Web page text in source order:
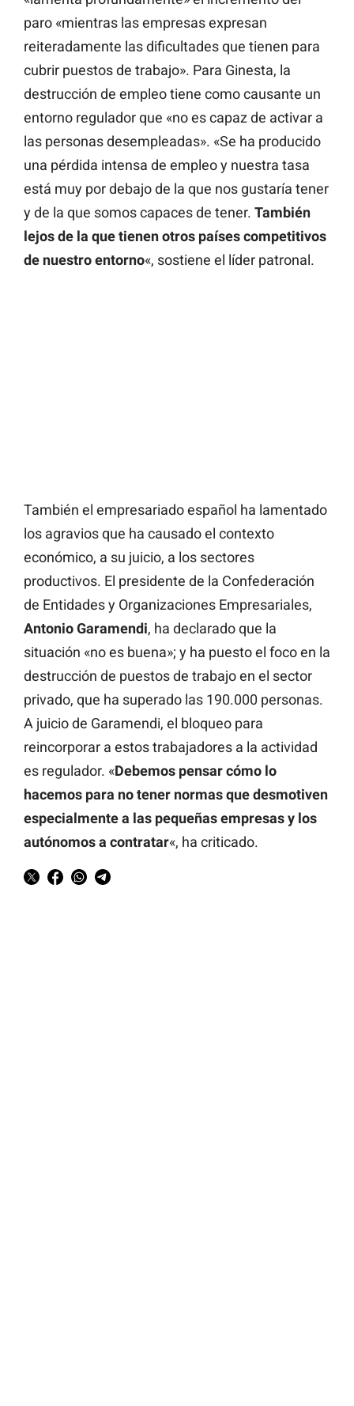
paro «mientras las empresas expresan
reiteradamente las dificultades que tienen para
cubrir puestos de trabajo». Para Ginesta, la
destrucción de empleo tiene como causante un
entorno regulador que «no es capaz de activar a
las personas desempleadas». «Se ha producido
una pérdida intensa de empleo y nuestra tasa
está muy por debajo de la que nos gustaría tener
y de la que somos capaces de tener. También
lejos de la que tienen otros países competitivos
de nuestro entorno«, sostiene el líder patronal.
También el empresariado español ha lamentado
los agravios que ha causado el contexto
económico, a su juicio, a los sectores
productivos. El presidente de la Confederación
de Entidades y Organizaciones Empresariales,
AntonioGaramendi, ha declarado que la
situación «no es buena»; y ha puesto el foco en la
destrucción de puestos de trabajo en el sector
privado, que ha superado las 190.000 personas.
A juicio de Garamendi, el bloqueo para
reincorporar a estos trabajadores a la actividad
es regulador. «Debemos pensar cómo lo
hacemos para no tener normas que desmotiven
especialmente a las pequeñas empresas y los
autónomos a contratar«, ha criticado.